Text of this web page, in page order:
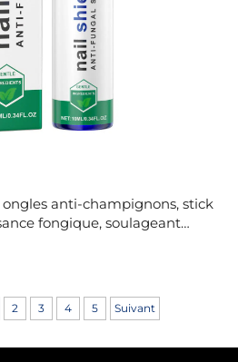
anti-champignons, stick
fongique, soulageant
2 3 4 5 Suivant